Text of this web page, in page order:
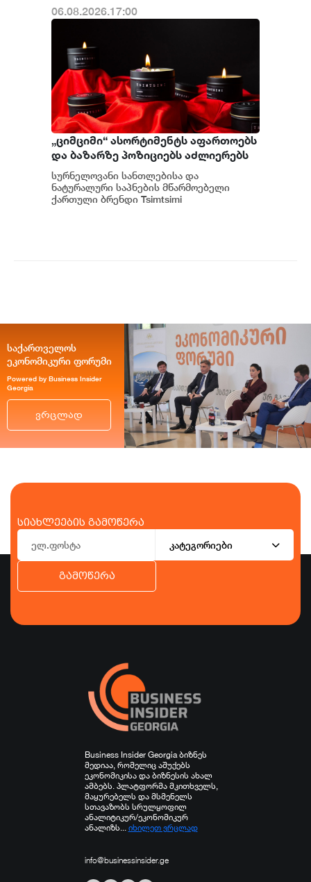
06.08.2026.17:00
„ციმციმი“ ასორტიმენტს აფართოებს
და ბაზარზე პოზიციებს აძლიერებს
სურნელოვანი სანთლებისა და
ნატურალური საპნების მწარმოებელი
ქართული ბრენდი Tsimtsimi
საქართველოს
ეკონომიკური ფორუმი
Powered by Business Insider
Georgia
ვრცლად
სიახლეების გამოწერა
კატეგორიები
გამოწერა
Business Insider Georgia ბიზნეს
მედიაა, რომელიც აშუქებს
ეკონომიკისა და ბიზნესის ახალ
ამბებს. პლატფორმა მკითხველს,
მაყურებელს და მსმენელს
სთავაზობს სრულყოფილ
ანალიტიკურ/ეკონომიკურ
ანალიზს... იხილეთ ვრცლად
info@businessinsider.ge